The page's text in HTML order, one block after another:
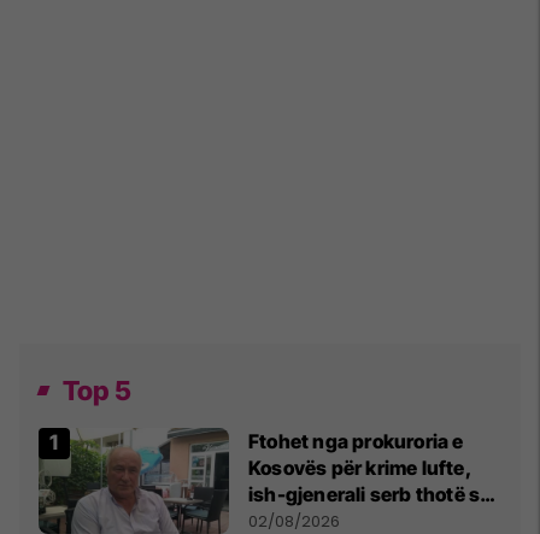
Top 5
Ftohet nga prokuroria e
Kosovës për krime lufte,
ish-gjenerali serb thotë se
dikush e tradhtoi në
02/08/2026